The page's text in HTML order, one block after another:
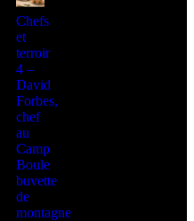
Chefs
et
terroir
4 –
David
Forbes,
chef
au
Camp
Boule
buvette
de
montagne